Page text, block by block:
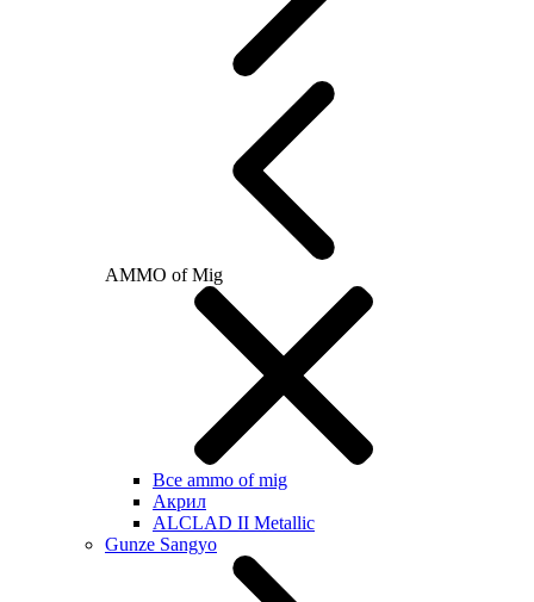
AMMO of Mig
Все ammo of mig
Акрил
ALCLAD II Metallic
Gunze Sangyo